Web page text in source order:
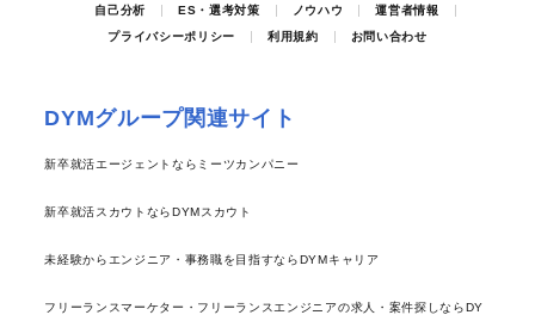
自己分析
ES・選考対策 ノウハウ
運営者情報
プライバシーポリシー
利用規約 お問い合わせ
DYMグループ関連サイト
新卒就活エージェントならミーツカンパニー
新卒就活スカウトならDYMスカウト
未経験からエンジニア・事務職を目指すならDYMキャリア
フリーランスマーケター・フリーランスエンジニアの求人・案件探しならDY